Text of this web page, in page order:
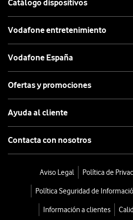
Catálogo dispositivos
Vodafone entretenimiento
Vodafone España
Ofertas y promociones
Ayuda al cliente
Contacta con nosotros
Aviso Legal Política de
Política Seguridad de
Información a clientes